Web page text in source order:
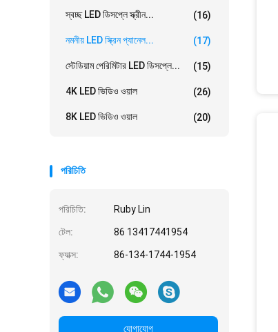
স্বচ্ছ LED ডিসপ্লে স্ক্রীন... (16)
নমনীয় LED স্ক্রিন প্যানেল... (17)
স্টেডিয়াম পেরিমিটার LED ডিসপ্লে... (15)
4K LED ভিডিও ওয়াল (26)
8K LED ভিডিও ওয়াল (20)
পরিচিতি
পরিচিতি: Ruby Lin
টেল: 86 13417441954
ফ্যাক্স: 86-134-1744-1954
যোগাযোগ